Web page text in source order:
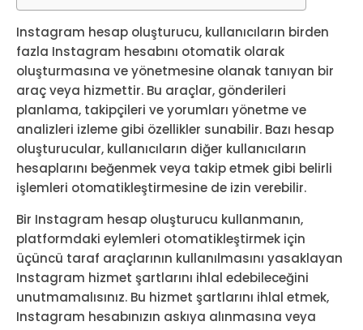
Instagram hesap oluşturucu, kullanıcıların birden
fazla Instagram hesabını otomatik olarak
oluşturmasına ve yönetmesine olanak tanıyan bir
araç veya hizmettir. Bu araçlar, gönderileri
planlama, takipçileri ve yorumları yönetme ve
analizleri izleme gibi özellikler sunabilir. Bazı hesap
oluşturucular, kullanıcıların diğer kullanıcıların
hesaplarını beğenmek veya takip etmek gibi belirli
işlemleri otomatikleştirmesine de izin verebilir.
Bir Instagram hesap oluşturucu kullanmanın,
platformdaki eylemleri otomatikleştirmek için
üçüncü taraf araçlarının kullanılmasını yasaklayan
Instagram hizmet şartlarını ihlal edebileceğini
unutmamalısınız. Bu hizmet şartlarını ihlal etmek,
Instagram hesabınızın askıya alınmasına veya